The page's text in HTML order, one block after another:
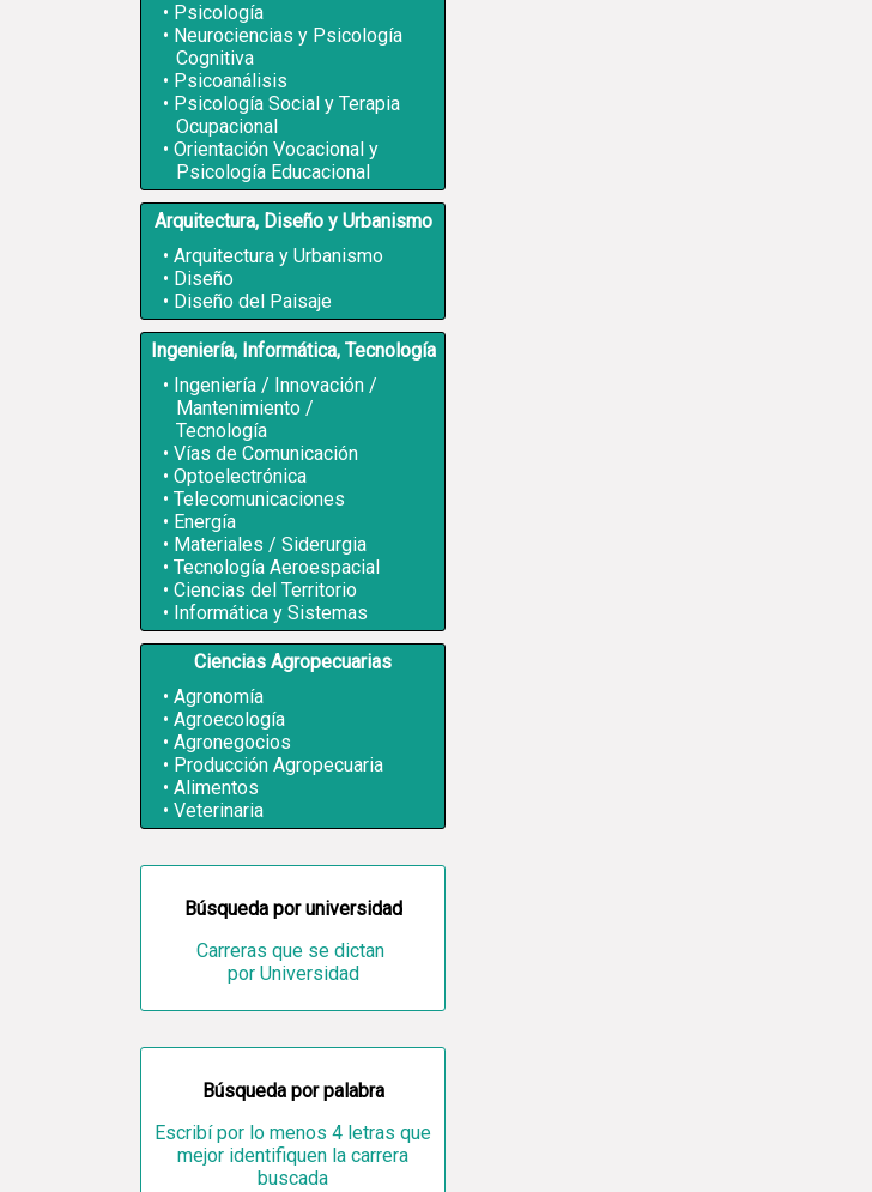
Psicología
Neurociencias y Psicología
Cognitiva
Psicoanálisis
Psicología Social y Terapia
Ocupacional
Orientación Vocacional y
Psicología Educacional
Arquitectura, Diseño y Urbanismo
Arquitectura y Urbanismo
Diseño
Diseño del Paisaje
Ingeniería, Informática, Tecnología
Ingeniería / Innovación /
Mantenimiento /
Tecnología
Vías de Comunicación
Optoelectrónica
Telecomunicaciones
Energía
Materiales / Siderurgia
Tecnología Aeroespacial
Ciencias del Territorio
Informática y Sistemas
Ciencias Agropecuarias
Agronomía
Agroecología
Agronegocios
Producción Agropecuaria
Alimentos
Veterinaria
Búsqueda por universidad
Carreras que se dictan
por Universidad
Búsqueda por palabra
Escribí por lo menos 4 letras que
mejor identifiquen la carrera
buscada